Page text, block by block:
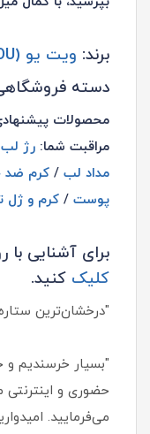
برند: ویت یو (WITH YOU)
دسته
محصولات
مراقبت شما: رژ
مداد لب / کرم ضد
پوست / کرم و ژل
برای آشنایی با
کلیک کنید.
"درخشان‌ترین
"بسیار خرسندیم و
حضوری و
می‌فرمایید.